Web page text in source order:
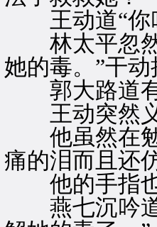
王动道“你
林太平忽然
她的毒。”干
郭大路道有
王动突然义
他虽然在勉
痛的泪而且还
他的手指也
燕七沉吟道